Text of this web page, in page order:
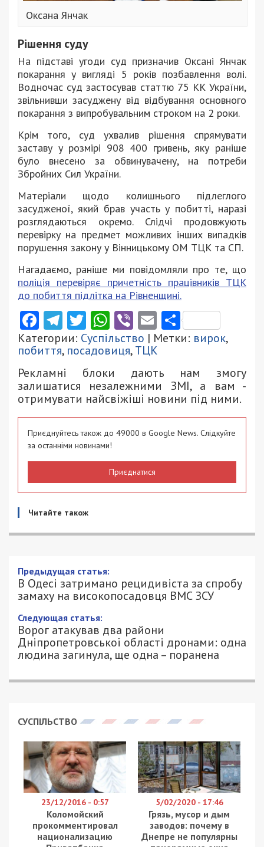
Оксана Янчак
Рішення суду
На підставі угоди суд призначив Оксані Янчак
покарання у вигляді 5 років позбавлення волі.
Водночас суд застосував статтю 75 КК України,
звільнивши засуджену від відбування основного
покарання з випробувальним строком на 2 роки.
Крім того, суд ухвалив рішення спрямувати
заставу у розмірі 908 400 гривень, яку раніше
було внесено за обвинувачену, на потреби
Збройних Сил України.
Матеріали щодо колишнього підлеглого
засудженої, який брав участь у побитті, наразі
розглядаються окремо. Слідчі продовжують
перевірку на предмет можливих інших випадків
порушення закону у Вінницькому ОМ ТЦК та СП.
Нагадаємо, раніше ми повідомляли про те, що
поліція перевіряє причетність працівників ТЦК
до побиття підлітка на Рівненщині.
Facebook
Telegram
Twitter
WhatsApp
ViberEmail
Категории: Суспільство | Метки: вирок,
побиття, посадовиця,ТЦК
Рекламні блоки дають нам змогу
залишатися незалежними ЗМІ, а вам -
отримувати найсвіжіші новини під ними.
Приєднуйтесь також до 49000 в Google News. Слідкуйте
за останніми новинами!
Приєднатися
Читайте також
В Одесі затримано рецидивіста за
спробу замаху на високопосадовця
ВМС ЗСУ
9/05/2026 - 16:17
ПЕТРО ЩУКІН - СПЕЦИАЛЬНО ДЛЯ
49000.COM.UA
358
Служба безпеки України запобігла теракту в